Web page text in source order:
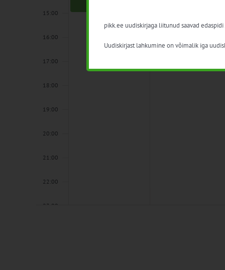
15:00
16:00
17:00
18:00
19:00
20:00
21:00
22:00
23:00
pikk.ee uudiskirjaga liitunud saavad
Uudiskirjast lahkumine on võimalik iga